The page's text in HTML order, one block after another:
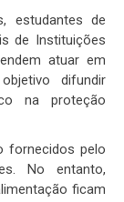
estudantes de
de Instituições
atuar em
difundir
na proteção
fornecidos pelo
No entanto,
ficam